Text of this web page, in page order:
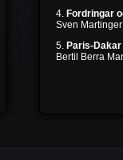
4. Fordringar
Sven Martinger
5. Paris-Dakar
Bertil Berra